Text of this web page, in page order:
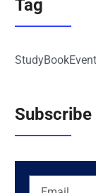
Tag
StudyBook
Subscribe